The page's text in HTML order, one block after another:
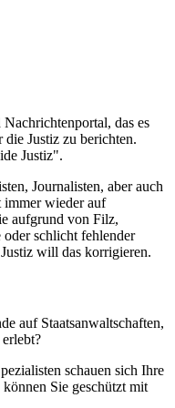
das es
Justiz zu berichten.
Justiz".
Journalisten, aber auch
immer wieder auf
aufgrund von Filz,
schlicht fehlender
will das korrigieren.
auf Staatsanwaltschaften,
schauen sich Ihre
Sie geschützt mit